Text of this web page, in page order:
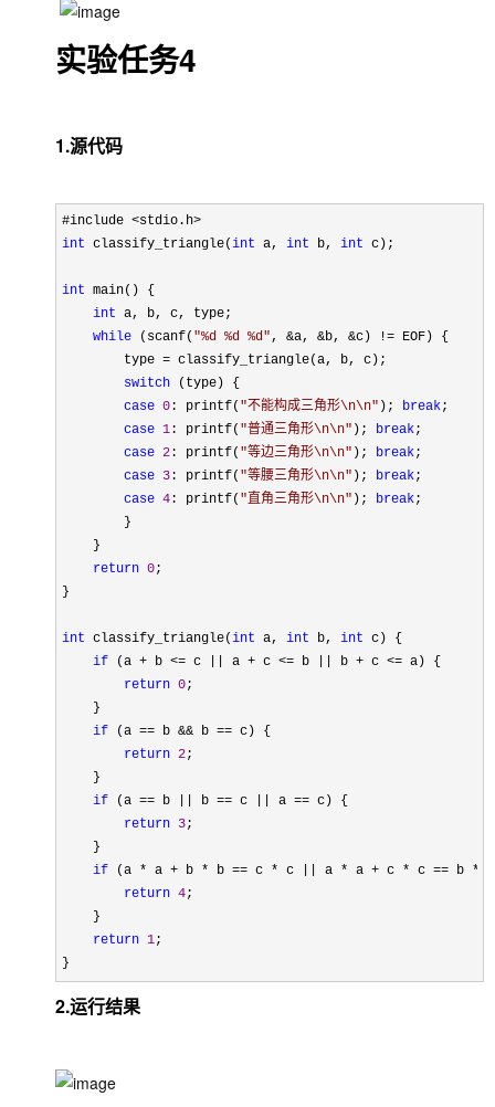
实验任务4
1.源代码
int classify_triangle(int a, int b, int c);
int main() {
int a, b, c, type;
while (scanf( "%d %d %d", &a, &b, &c) != EOF) {
        type
= classify_triangle(a, b, c);
switch (type) {
case 0 : printf( "不能构成三角形\n\n" ); break;
case 1 : printf( "普通三角形\n\n" ); break;
case 2 : printf( "等边三角形\n\n" ); break;
case 3 : printf( "等腰三角形\n\n" ); break;
case 4 : printf( "直角三角形\n\n" ); break;
        }
    }
return 0;
}
int classify_triangle(int a, int b, int c) {
if (a + b <= c || a + c <= b || b + c <= a) {
return 0;
    }
if (a == b && b == c) {
return 2;
    }
if (a == b || b == c || a == c) {
return 3;
    }
if (a * a + b * b == c * c || a * a + c * c == b *
return 4;
    }
return 1;
}
2.运行结果